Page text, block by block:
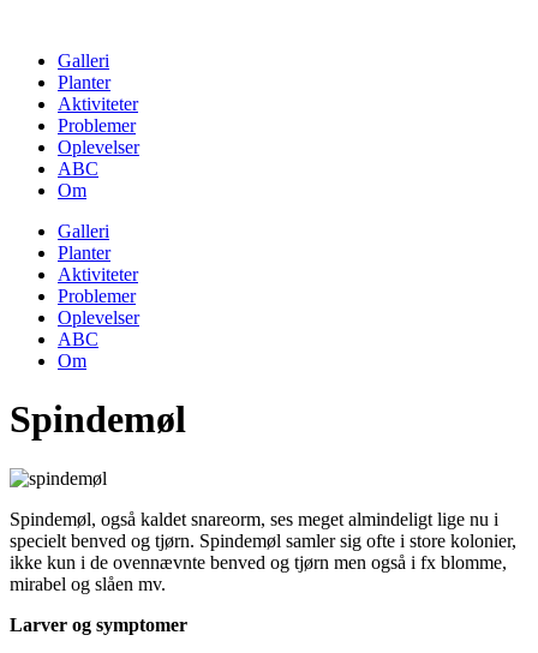
contentGalleri
Planter
Aktiviteter
Problemer
Oplevelser
ABC
Om
Galleri
Planter
Aktiviteter
Problemer
Oplevelser
ABC
Om
Spindemøl
Spindemøl, også kaldet snareorm, ses meget almindeligt lige nu i
specielt benved og tjørn. Spindemøl samler sig ofte i store kolonier,
ikke kun i de ovennævnte benved og tjørn men også i fx blomme,
mirabel og slåen mv.
Larver og symptomer